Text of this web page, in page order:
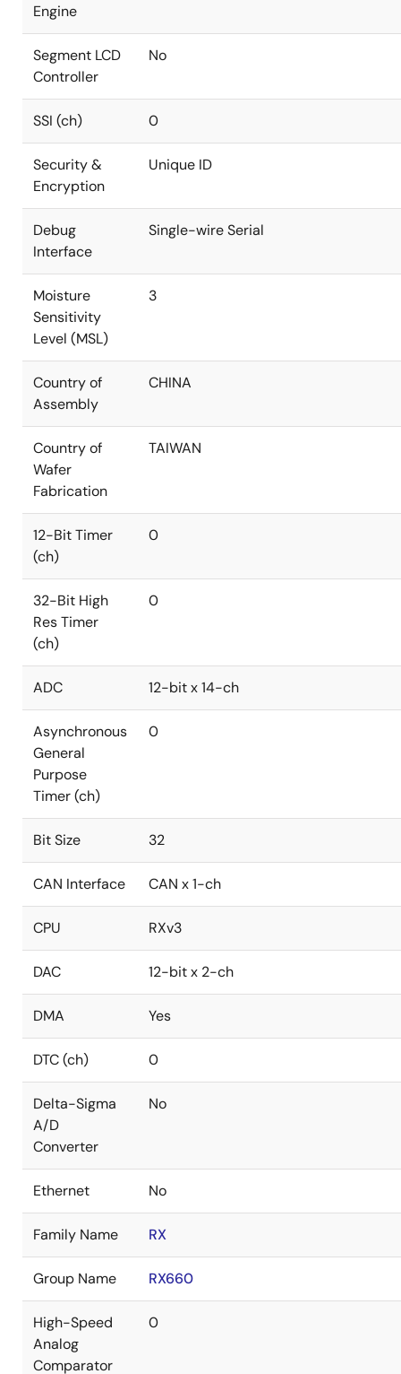
Engine
Segment LCD
Controller
No
SSI (ch) 0
Security &
Encryption
Unique ID
Debug
Interface
Single-wire Serial
Moisture
Sensitivity
Level (MSL)
3
Country of
Assembly
CHINA
Country of
Wafer
Fabrication
TAIWAN
12-Bit Timer
(ch)
0
32-Bit High
Res Timer
(ch)
0
ADC 12-bit x 14-ch
Asynchronous
General
Purpose
Timer (ch)
0
Bit Size 32
CAN Interface CAN x 1-ch
CPU RXv3
DAC 12-bit x 2-ch
DMA Yes
DTC (ch) 0
Delta-Sigma
A/D
Converter
No
Ethernet No
Family Name RX
Group Name RX660
High-Speed
Analog
Comparator
0